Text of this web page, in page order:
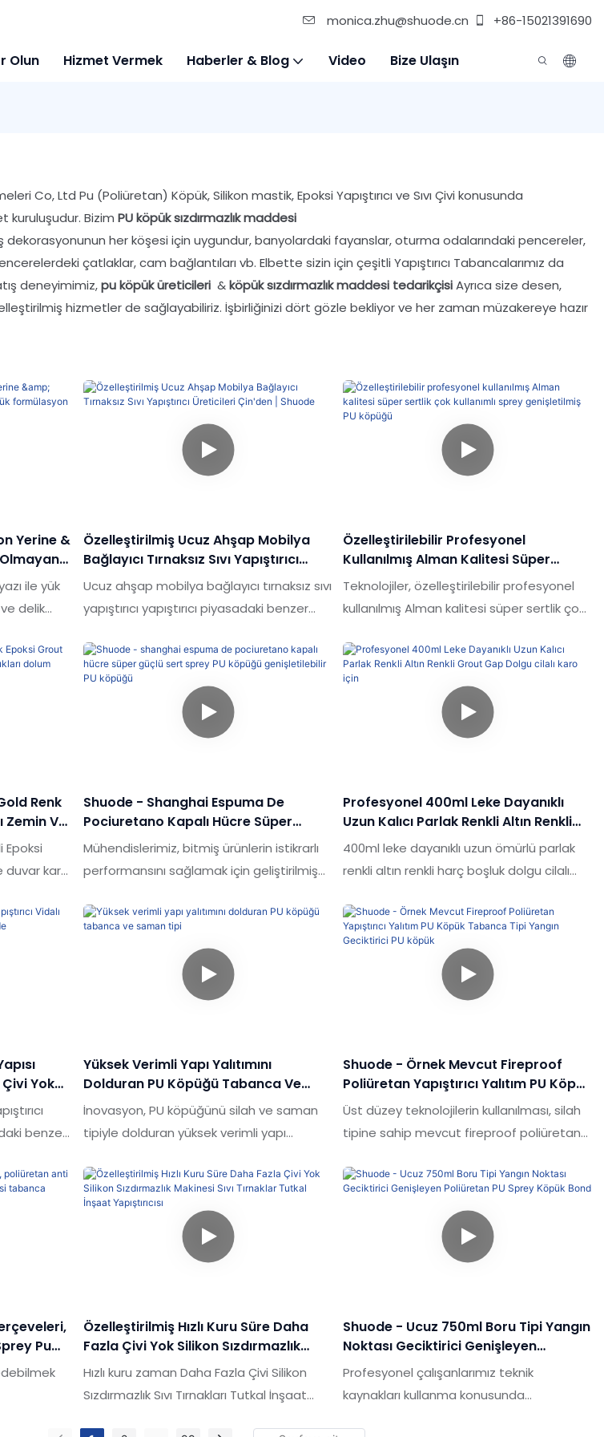
monica.zhu@shuode.cn +86-15021391690
Olun Hizmet Vermek Haberler & Blog Video Bize Ulaşın
Co, Ltd Pu (Poliüretan) Köpük, Silikon mastik, Epoksi Yapıştırıcı ve Sıvı Çivi konusunda
kuruluşudur. BizimPU köpük sızdırmazlık maddesi
dekorasyonunun her köşesi için uygundur, banyolardaki fayanslar, oturma odalarındaki pencereler,
çatlaklar, cam bağlantıları vb. Elbette sizin için çeşitli Yapıştırıcı Tabancalarımız da
deneyimimiz,pu köpük üreticileri&köpük sızdırmazlık maddesi tedarikçisiAyrıca size desen,
hizmetler de sağlayabiliriz. İşbirliğinizi dört gözle bekliyor ve her zaman müzakereye hazır
Yerine &
ile yük
delik
bir
FOAM,
Pole
doğası,
Özelleştirilmiş Ucuz Ahşap Mobilya
Bağlayıcı Tırnaksız Sıvı Yapıştırıcı
Üreticileri Çin'den | Shuode
Ucuz ahşap mobilya bağlayıcı tırnaksız sıvı
yapıştırıcı yapıştırıcı piyasadaki benzer
kalite, görünüm vb. Açısından eşsiz
olağanüstü avantajlara sahiptir ve
piyasada iyi bir üne sahiptir.Shuode,
geçmiş ürünlerin kusurlarını özetler ve
bunları sürekli iyileştirir. Ucuz ahşap
özelleştirilebilir
Özelleştirilebilir Profesyonel
Kullanılmış Alman Kalitesi Süper
Sertlik Çok Kullanımlı Sprey
Genişletilmiş PU Köpüğü
Teknolojiler, özelleştirilebilir profesyonel
kullanılmış Alman kalitesi süper sertlik çok
performansı ve kalitesinin garanti
edilebileceğinden emin olmak için
kullanılır. Ürün yapıştırıcılar gibi çok sayıda
farklı senaryoda kullanılır & Sızdırmazlık
Renk
Zemin Ve
Epoksi
duvar karo
ve
ve
Shuode - Shanghai Espuma De
Pociuretano Kapalı Hücre Süper
Güçlü Sert Sprey PU Köpüğü
Genişletilebilir PU Köpüğü
Mühendislerimiz, bitmiş ürünlerin istikrarlı
performansını sağlamak için geliştirilmiş
yeteneklidir. & Sızdırmazlık maddeleri.
Profesyonel 400ml Leke Dayanıklı
Uzun Kalıcı Parlak Renkli Altın Renkli
Grout Gap Dolgu Cilalı Karo Için
400ml leke dayanıklı uzun ömürlü parlak
renkli altın renkli harç boşluk dolgu cilalı
karşılaştırıldığında, performans, kalite,
görünüm vb. Açısından eşsiz olağanüstü
avantajlara sahiptir ve geçmiş ürünlerin
kusurlarını özetler ve bunları sürekli
iyileştirir. Toptan 400ml Leke Dirençli
özelleştirilebilir.
Çivi Yok
benzer
vb.
OEM
Yüksek Verimli Yapı Yalıtımını
Dolduran PU Köpüğü Tabanca Ve
Saman Tipi
İnovasyon, PU köpüğünü silah ve saman
tipiyle dolduran yüksek verimli yapı
güvencesinde bir faktördür. Ölçülen
veriler, ürünlerin pazar gereksinimlerini
karşıladığını gösterir.Dditon'da,
müşterilerimizin özel ihtiyacına uygun
boyut, şekil veya rengi özelleştirebiliriz.
Shuode - Örnek Mevcut Fireproof
Poliüretan Yapıştırıcı Yalıtım PU Köpük
Tabanca Tipi Yangın Geciktirici PU
Üst düzey teknolojilerin kullanılması, silah
tipine sahip mevcut fireproof poliüretan
oynanır. Geniş bir uygulama aralığına
sahiptir ve şimdi alanlar için uygundur.
Pu
Özelleştirilmiş Hızlı Kuru Süre Daha
Fazla Çivi Yok Silikon Sızdırmazlık
Makinesi Sıvı Tırnaklar Tutkal İnşaat
Hızlı kuru zaman Daha Fazla Çivi Silikon
Sızdırmazlık Sıvı Tırnakları Tutkal İnşaat
Shuode - Ucuz 750ml Boru Tipi Yangın
Noktası Geciktirici Genişleyen
Poliüretan PU Sprey Köpük Bond
Profesyonel çalışanlarımız teknik
kaynakları kullanma konusunda